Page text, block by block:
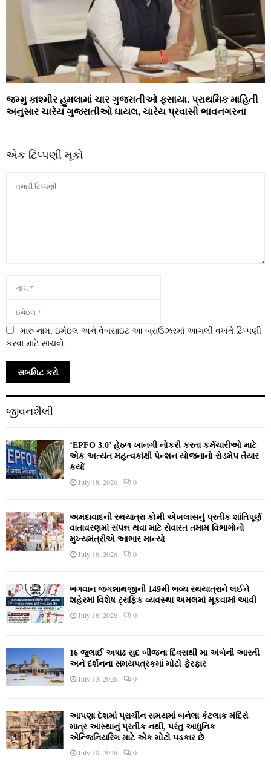
જમ્મુ કાશ્મીર હુમલામાં ચાર ગુજરાતીઓ ફસાયા. પ્રાથમિક માહિતી
અનુસાર ચારેય ગુજરાતીઓ ઘાયલ, ચારેય પ્રવાસી ભાવનગરના
એક ટિપ્પણી મૂકો
મારું નામ, ઇમેઇલ અને વેબસાઇટ આ બ્રાઉઝરમાં આગલી વખતે ટિપ્પણી
કરવા માટે સાચવો.
જીવનશૈલી
‘EPFO 3.0’ હેઠળ ખાનગી નોકરી કરતા કર્મચારીઓ માટે
એક અત્યંત મહત્વકાંક્ષી પેન્શન યોજનાનો રોડમેપ તૈયાર
કર્યો
July 18, 2026 0
અમદાવાદની રથયાત્રા કોમી એખલાસનું પ્રતીક શાંતિપૂર્ણ
વાતાવરણમાં સંપન્ન થવા માટે સેવારત તમામ વિભાગોનો
મુખ્યમંત્રીએ આભાર માન્યો
July 16, 2026 0
ભગવાન જગન્નાથજીની 149મી ભવ્ય રથયાત્રાને લઈને
શહેરમાં વિશેષ ટ્રાફિક વ્યવસ્થા અમલમાં મૂકવામાં આવી
July 16, 2026 0
16 જુલાઈ અષાઢ સુદ બીજના દિવસથી મા અંબેની આરતી
અને દર્શનના સમયપત્રકમાં મોટો ફેરફાર
July 13, 2026 0
આપણા દેશમાં પ્રાચીન સમયમાં બનેલા કેટલાક મંદિરો
માત્ર આસ્થાનું પ્રતીક નથી, પરંતુ આધુનિક
એન્જિનિયરિંગ માટે એક મોટો પડકાર છે
July 10, 2026 0